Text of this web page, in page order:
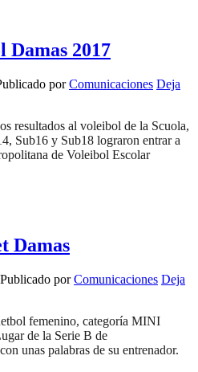
Damas 2017
porComunicaciones Deja
resultados al voleibol de la Scuola,
Sub16 y Sub18 lograron entrar a
de Voleibol Escolar
Damas
Publicado porComunicaciones Deja
femenino, categoría MINI
de la Serie B de
unas palabras de su entrenador.